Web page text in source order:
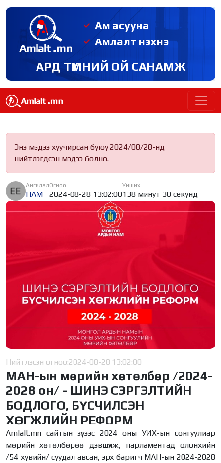
Ам асууна
Амлалт нэхнэ
АРД ТҮМНИЙ ОЙ САНАМЖ
Энэ мэдээ хуучирсан буюу 2024/08/28-нд
нийтлэгдсэн мэдээ болно.
Ангилал
НАМ
Огноо
2024-08-28 13:02:00
Унших
138 минут 30 секунд
Нийтлэсэн огноо:2024-08-28 13:02:00
МАН-ын мөрийн хөтөлбөр /2024-
2028 он/ - ШИНЭ СЭРГЭЛТИЙН
БОДЛОГО, БҮСЧИЛСЭН
ХӨГЖЛИЙН РЕФОРМ
Amlalt.mn сайтын зүгээс 2024 оны УИХ-ын сонгуулиар
мөрийн хөтөлбөрөө дэвшүүлж, парламентад олонхийн
/54 хувийн/ суудал авсан, эрх баригч МАН-ын 2024-2028